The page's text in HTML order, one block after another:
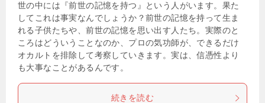
世の中には『前世の記憶を持つ』という人がいます。果た
してこれは事実なんでしょうか？前世の記憶を持って生ま
れる子供たちや、前世の記憶を思い出す人たち。実際のと
ころはどういうことなのか、プロの気功師が、できるだけ
オカルトを排除して考察していきます。実は、信憑性より
も大事なことがあるんです。
続きを読む